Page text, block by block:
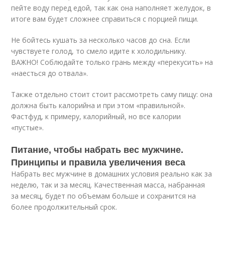
пейте воду перед едой, так как она наполняет желудок, в
итоге вам будет сложнее справиться с порцией пищи.
Не бойтесь кушать за несколько часов до сна. Если
чувствуете голод, то смело идите к холодильнику.
ВАЖНО! Соблюдайте только грань между «перекусить» на
«наесться до отвала».
Также отдельно стоит стоит рассмотреть саму пищу: она
должна быть калорийна и при этом «правильной».
Фастфуд, к примеру, калорийный, но все калории
«пустые».
Питание, чтобы набрать вес мужчине.
Принципы и правила увеличения веса
Набрать вес мужчине в домашних условия реально как за
неделю, так и за месяц. Качественная масса, набранная
за месяц, будет по объемам больше и сохранится на
более продолжительный срок.